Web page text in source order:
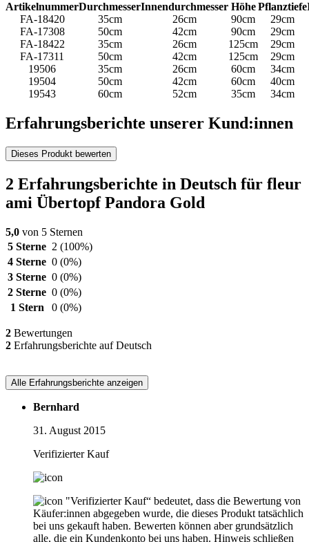
ArtikelnummerDurchmesserInnendurchmesser Höhe Pflanztiefe
FA-18420
35cm 26cm 90cm
29cm
FA-17308
50cm 42cm 90cm
29cm
FA-18422
35cm 26cm 125cm
29cm
FA-17311
50cm 42cm 125cm
29cm
19506
35cm 26cm 60cm
34cm
19504
50cm 42cm 60cm
40cm
19543
60cm 52cm 35cm 34cm
Erfahrungsberichte unserer Kund:innen
Dieses Produkt bewerten
2 Erfahrungsberichte in Deutsch für fleur
ami Übertopf Pandora Gold
5,0 von 5 Sternen
5 Sterne 2 (100%)
4 Sterne 0 (0%)
3 Sterne 0 (0%)
2 Sterne 0 (0%)
1 Stern
0 (0%)
2 Bewertungen
2 Erfahrungsberichte auf Deutsch
Alle Erfahrungsberichte anzeigen
Bernhard
31. August 2015
Verifizierter Kauf
"Verifizierter Kauf“ bedeutet, dass die Bewertung von
Käufer:innen abgegeben wurde, die dieses Produkt tatsächlich
bei uns gekauft haben. Bewerten können aber grundsätzlich
alle, die ein Kundenkonto bei uns haben. Hinweis schließen